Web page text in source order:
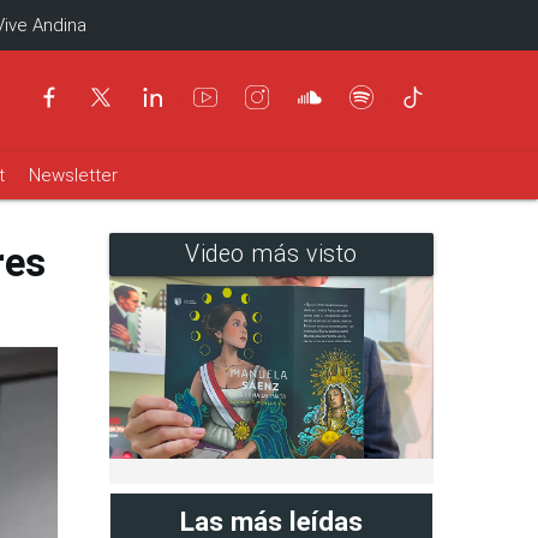
Andina
Newsletter
Video más visto
Las más leídas